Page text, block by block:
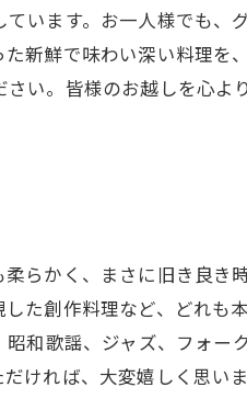
います。お一人様でも、
新鮮で味わい深い料理を
い。皆様のお越しを心よ
らかく、まさに旧き良き
た創作料理など、どれも
和歌謡、ジャズ、フォー
ければ、大変嬉しく思いま